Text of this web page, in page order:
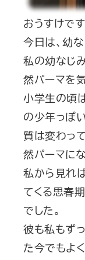
おうすけです
今日は、幼
私の幼なじ
然パーマを
小学生の頃
の少年っぽ
質は変わっ
然パーマに
私から見れ
てくる思春
でした。
彼も私もず
た今でもよ